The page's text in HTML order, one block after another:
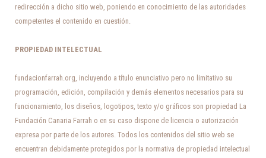
redirección a dicho sitio web, poniendo en conocimiento de las autoridades
competentes el contenido en cuestión.
PROPIEDAD INTELECTUAL
fundacionfarrah.org, incluyendo a título enunciativo pero no limitativo su
programación, edición, compilación y demás elementos necesarios para su
funcionamiento, los diseños, logotipos, texto y/o gráficos son propiedad La
Fundación Canaria Farrah o en su caso dispone de licencia o autorización
expresa por parte de los autores. Todos los contenidos del sitio web se
encuentran debidamente protegidos por la normativa de propiedad intelectual